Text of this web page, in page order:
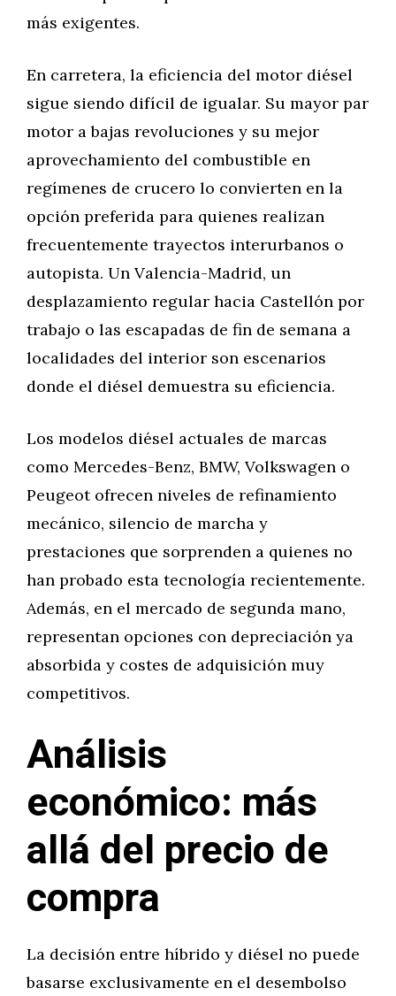
más exigentes.
En carretera, la eficiencia del motor diésel
sigue siendo difícil de igualar. Su mayor par
motor a bajas revoluciones y su mejor
aprovechamiento del combustible en
regímenes de crucero lo convierten en la
opción preferida para quienes realizan
frecuentemente trayectos interurbanos o
autopista. Un Valencia-Madrid, un
desplazamiento regular hacia Castellón por
trabajo o las escapadas de fin de semana a
localidades del interior son escenarios
donde el diésel demuestra su eficiencia.
Los modelos diésel actuales de marcas
como Mercedes-Benz, BMW, Volkswagen o
Peugeot ofrecen niveles de refinamiento
mecánico, silencio de marcha y
prestaciones que sorprenden a quienes no
han probado esta tecnología recientemente.
Además, en el mercado de segunda mano,
representan opciones con depreciación ya
absorbida y costes de adquisición muy
competitivos.
Análisis
económico: más
allá del precio de
compra
La decisión entre híbrido y diésel no puede
basarse exclusivamente en el desembolso